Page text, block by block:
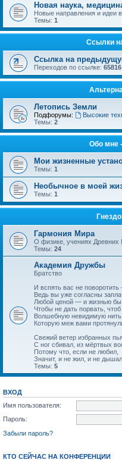
Новая наука,
Новые направления и идеи
Темы: 1
Ссылки
Ссылка на
Переходов по ссылке: 65816
Летопись Земли
Подфорумы: Высокие
Темы: 2
Обо мне
Мои жизненные
Темы: 1
Необычное в моей
Темы: 1
Гармония Мира
О физике, учениях Древних
Темы: 24
Академия Дружбы
Братство
И вспять вас не
Ведь вы уже согласны
Любой ценой — и жизнью
Чтобы не дать порвать,
Волшебную невидимую нить,
Которую меж вами
Свежий ветер избранных
С ног сбивал, из мёртвых
Потому что, если не любил,
Значит, и не жил, и не
Темы: 5
ВХОД
Имя пользователя:
Пароль:
Забыли пароль?
КТО СЕЙЧАС НА КОНФЕРЕНЦИИ